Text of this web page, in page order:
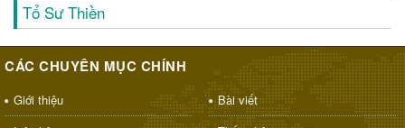
Tổ Sư Thiền
CÁC CHUYÊN MỤC CHÍNH
Giới thiệu
Bài viết